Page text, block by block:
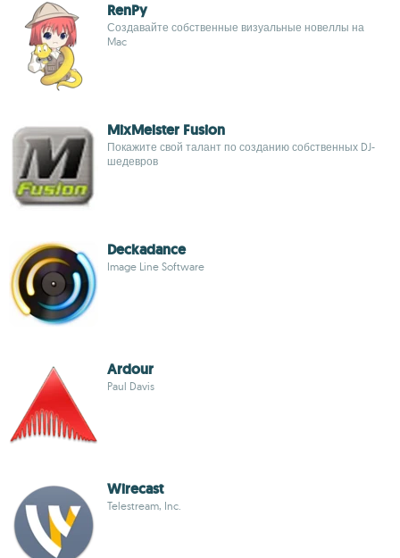
RenPy
Создавайте собственные визуальные новеллы на
Mac
MixMeister Fusion
Покажите свой талант по созданию собственных DJ-
шедевров
Deckadance
Image Line Software
Ardour
Paul Davis
Wirecast
Telestream, Inc.